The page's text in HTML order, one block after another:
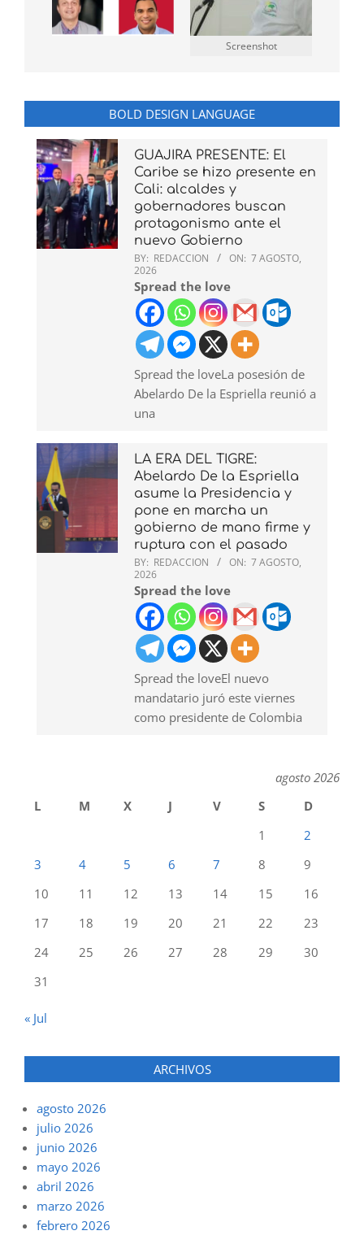
Screenshot
BOLD DESIGN LANGUAGE
GUAJIRA PRESENTE: El
Caribe se hizo presente en
Cali: alcaldes y
gobernadores buscan
protagonismo ante el
nuevo Gobierno
BY: REDACCION ON: 7 AGOSTO,
2026
Spread the love
Spread the loveLa posesión de
Abelardo De la Espriella reunió a
una
LA ERA DEL TIGRE:
Abelardo De la Espriella
asume la Presidencia y
pone en marcha un
gobierno de mano firme y
ruptura con el pasado
BY: REDACCION ON: 7 AGOSTO,
2026
Spread the love
Spread the loveEl nuevo
mandatario juró este viernes
como presidente de Colombia
agosto 2026
L
M X J V S
D
1
2
3
4 5 6 7 8
9
10
11 12 13 14 15
16
17
18 19 20 21 22
23
24
25 26 27 28 29
30
31
« Jul
ARCHIVOS
agosto 2026
julio 2026
junio 2026
mayo 2026
abril 2026
marzo 2026
febrero 2026